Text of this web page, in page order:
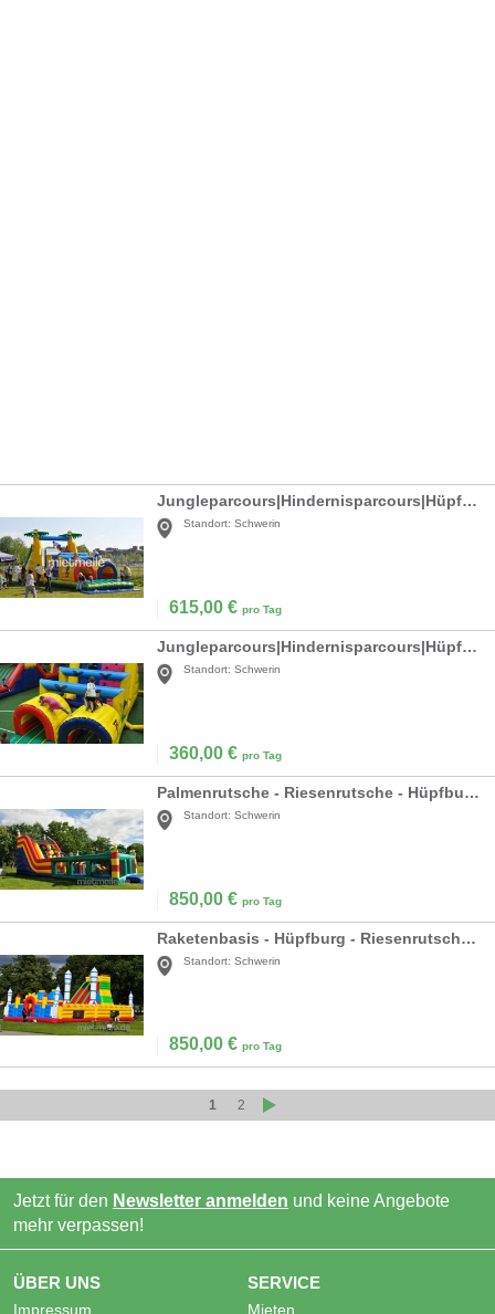
Jungleparcours|Hindernisparcours|Hüpfburg mieten
Standort: Schwerin
615,00 € pro Tag
Jungleparcours|Hindernisparcours|Hüpfburg mieten
Standort: Schwerin
360,00 € pro Tag
Palmenrutsche - Riesenrutsche - Hüpfburg mieten
Standort: Schwerin
850,00 € pro Tag
Raketenbasis - Hüpfburg - Riesenrutsche mieten
Standort: Schwerin
850,00 € pro Tag
1 2
Jetzt für den Newsletter anmelden und keine Angebote
mehr verpassen!
ÜBER UNS
Impressum
SERVICE
Mieten